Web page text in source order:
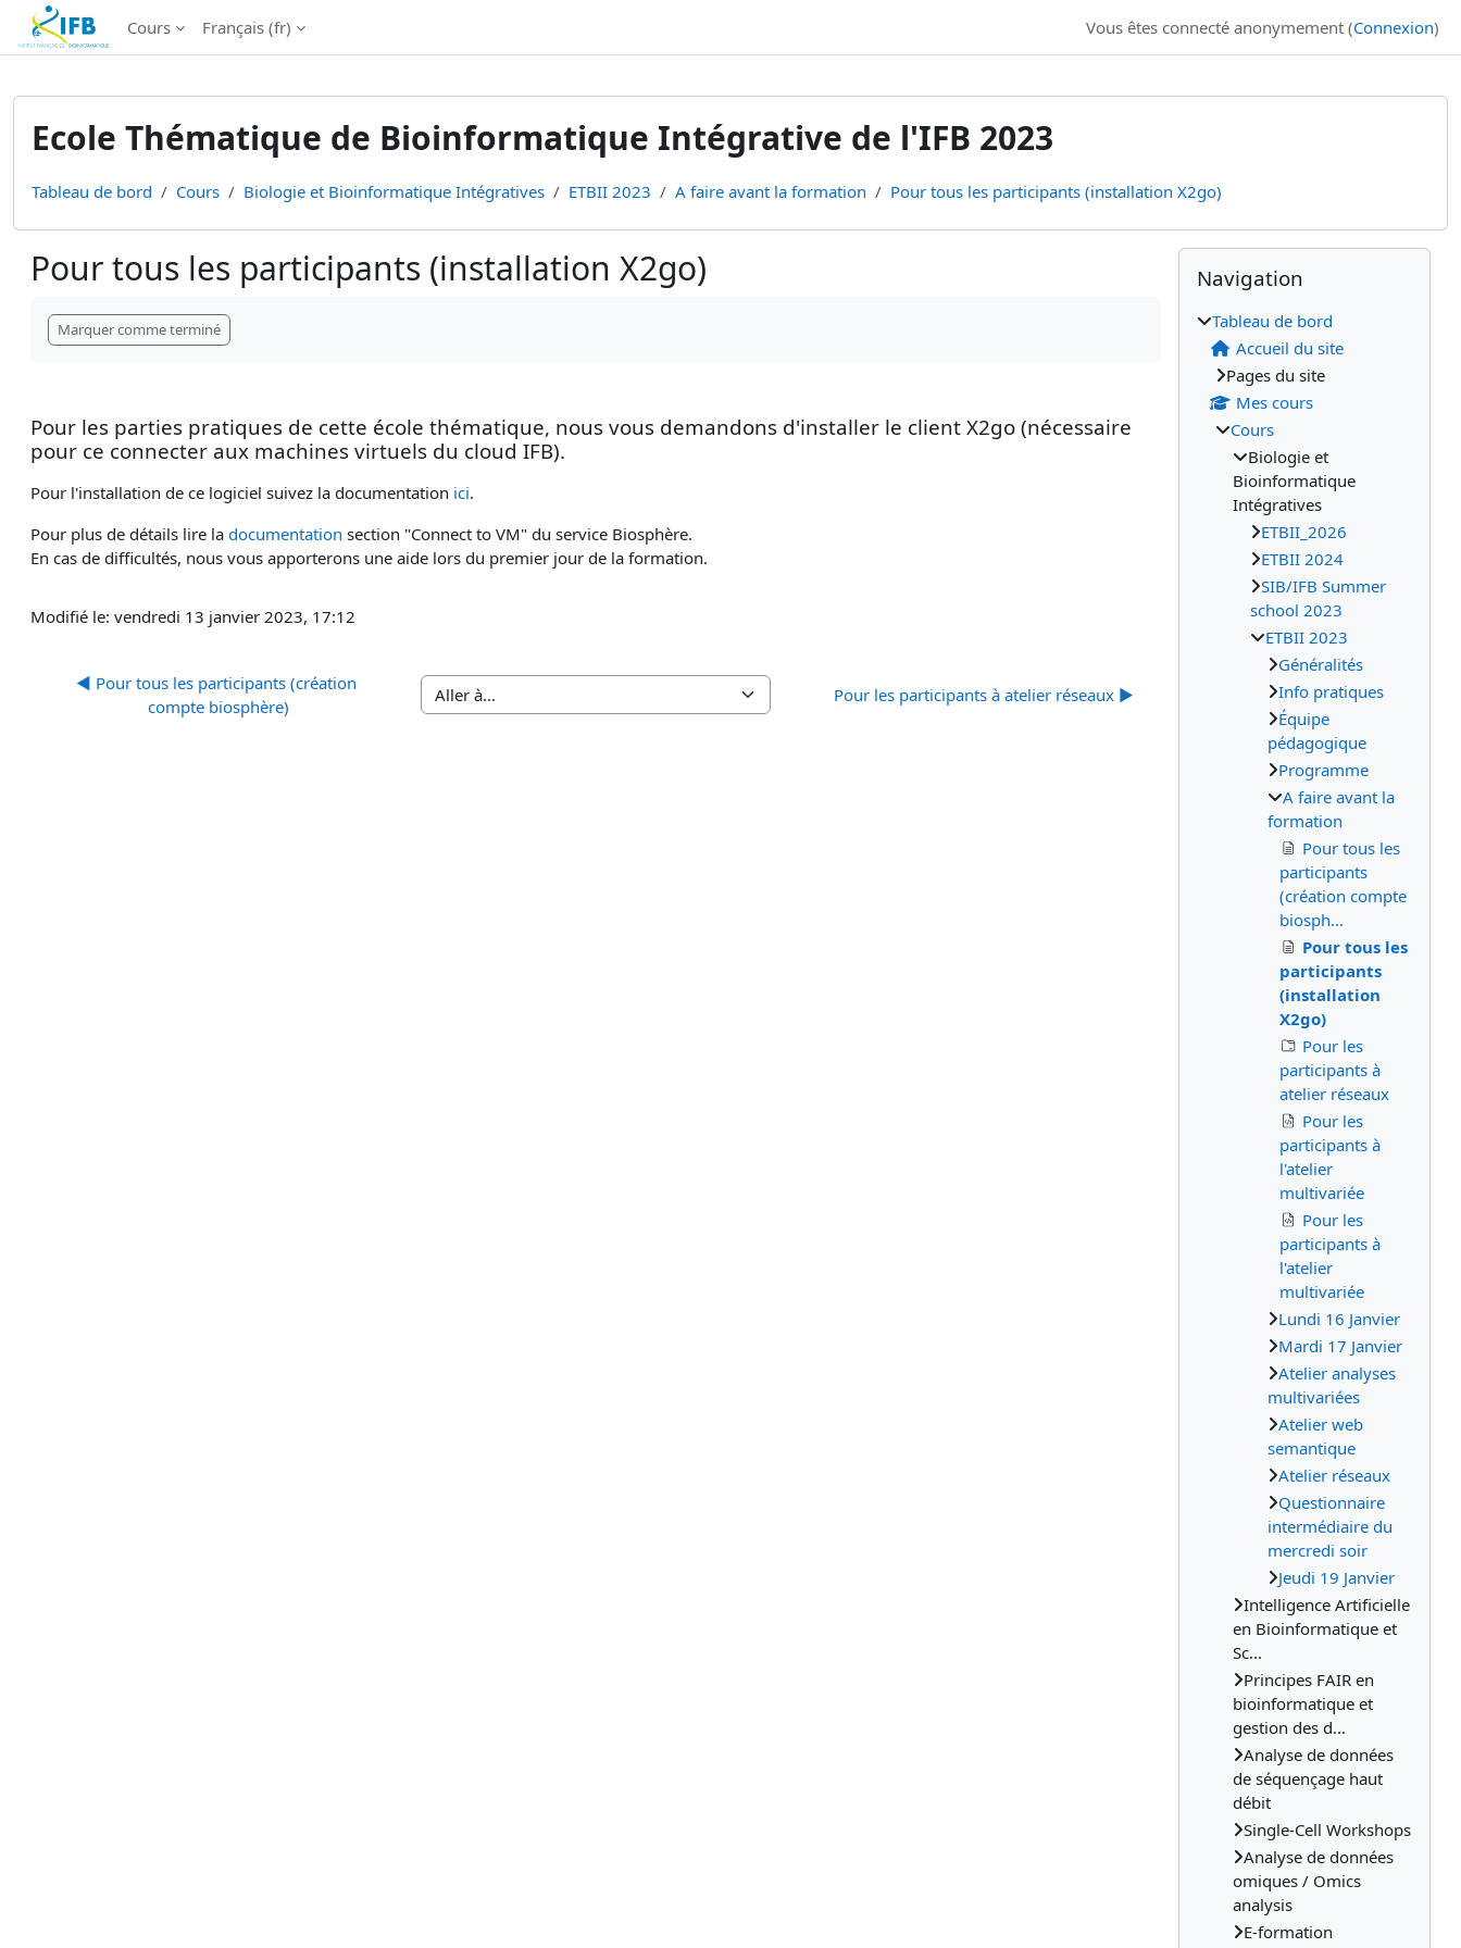
Institut Français de Bioinformatique - Les formations
Passer au contenu principal
Cours Français ‎(fr)‎ Vous êtes connecté anonymement (Connexion)
Ecole Thématique de Bioinformatique Intégrative de l'IFB 2023
Tableau de bord Cours Biologie et Bioinformatique Intégratives ETBII 2023 A faire avant la formation Pour tous les participants (installation X2go)
Pour tous les participants (installation X2go)
Marquer comme terminé
Pour les parties pratiques de cette école thématique, nous vous demandons d'installer le client X2go (nécessaire
pour ce connecter aux machines virtuels du cloud IFB).
Pour l'installation de ce logiciel suivez la documentation ici.
Pour plus de détails lire la documentation section "Connect to VM" du service Biosphère.
En cas de difficultés, nous vous apporterons une aide lors du premier jour de la formation.
Modifié le: vendredi 13 janvier 2023, 17:12
◀︎ Pour tous les participants (création
compte biosphère)
Aller à… Pour les participants à atelier réseaux ▶︎
Blocs
Blocs
Passer Navigation
Navigation
Tableau de bord
Accueil du site
Pages du site
Mes cours
Cours
Biologie et
Bioinformatique
Intégratives
ETBII_2026
ETBII 2024
SIB/IFB Summer
school 2023
ETBII 2023
Généralités
Info pratiques
Équipe
pédagogique
Programme
A faire avant la
formation
Pour tous les
participants
(création compte
biosph...
Pour tous les
participants
(installation
X2go)
Pour les
participants à
atelier réseaux
Pour les
participants à
l'atelier
multivariée
Pour les
participants à
l'atelier
multivariée
Lundi 16 Janvier
Mardi 17 Janvier
Atelier analyses
multivariées
Atelier web
semantique
Atelier réseaux
Questionnaire
intermédiaire du
mercredi soir
Jeudi 19 Janvier
Intelligence Artificielle
en Bioinformatique et
Sc...
Principes FAIR en
bioinformatique et
gestion des d...
Analyse de données
de séquençage haut
débit
Single-Cell Workshops
Analyse de données
omiques / Omics
analysis
E-formation